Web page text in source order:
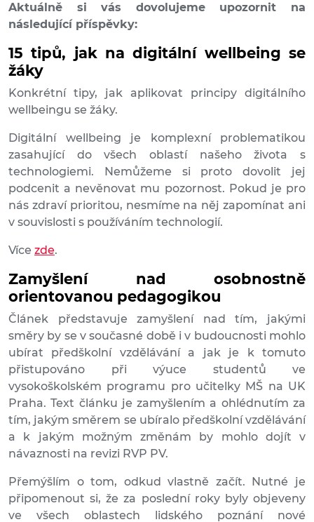
Aktuálně si vás dovolujeme upozornit na
následující příspěvky:
15 tipů, jak na digitální wellbeing se
žáky
Konkrétní tipy, jak aplikovat principy digitálního
wellbeingu se žáky.
Digitální wellbeing je komplexní problematikou
zasahující do všech oblastí našeho života s
technologiemi. Nemůžeme si proto dovolit jej
podcenit a nevěnovat mu pozornost. Pokud je pro
nás zdraví prioritou, nesmíme na něj zapomínat ani
v souvislosti s používáním technologií.
Více zde.
Zamyšlení nad osobnostně
orientovanou pedagogikou
Článek představuje zamyšlení nad tím, jakými
směry by se v současné době i v budoucnosti mohlo
ubírat předškolní vzdělávání a jak je k tomuto
přistupováno při výuce studentů ve
vysokoškolském programu pro učitelky MŠ na UK
Praha. Text článku je zamyšlením a ohlédnutím za
tím, jakým směrem se ubíralo předškolní vzdělávání
a k jakým možným změnám by mohlo dojít v
návaznosti na revizi RVP PV.
Přemýšlím o tom, odkud vlastně začít. Nutné je
připomenout si, že za poslední roky byly objeveny
ve všech oblastech lidského poznání nové